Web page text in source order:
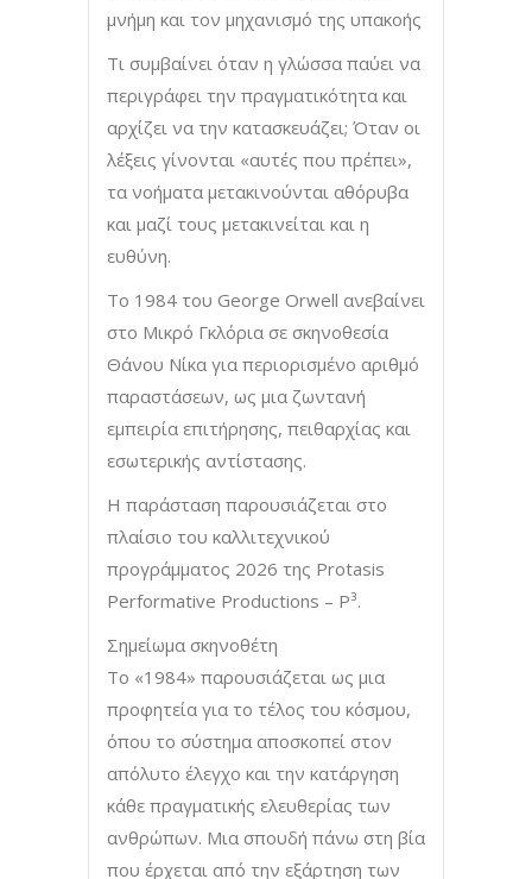
μνήμη και τον μηχανισμό της υπακοής
Τι συμβαίνει όταν η γλώσσα παύει να
περιγράφει την πραγματικότητα και
αρχίζει να την κατασκευάζει; Όταν οι
λέξεις γίνονται «αυτές που πρέπει»,
τα νοήματα μετακινούνται αθόρυβα
και μαζί τους μετακινείται και η
ευθύνη.
Το 1984 του George Orwell ανεβαίνει
στο Μικρό Γκλόρια σε σκηνοθεσία
Θάνου Νίκα για περιορισμένο αριθμό
παραστάσεων, ως μια ζωντανή
εμπειρία επιτήρησης, πειθαρχίας και
εσωτερικής αντίστασης.
Η παράσταση παρουσιάζεται στο
πλαίσιο του καλλιτεχνικού
προγράμματος 2026 της Protasis
Performative Productions – P³.
Σημείωμα σκηνοθέτη
Το «1984» παρουσιάζεται ως μια
προφητεία για το τέλος του κόσμου,
όπου το σύστημα αποσκοπεί στον
απόλυτο έλεγχο και την κατάργηση
κάθε πραγματικής ελευθερίας των
ανθρώπων. Μια σπουδή πάνω στη βία
που έρχεται από την εξάρτηση των